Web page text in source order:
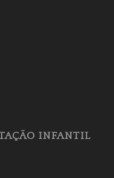
INFANTIL